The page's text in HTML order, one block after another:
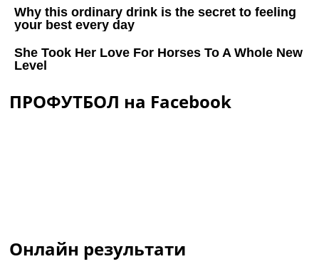
ПРОФУТБОЛ на Facebook
Онлайн результати